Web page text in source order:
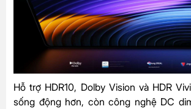
Hỗ trợ HDR10, Dolby Vision và HDR
sống động hơn, còn công nghệ DC